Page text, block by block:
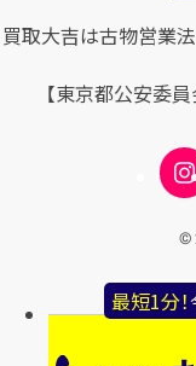
最短1分！
買取大吉は古物営業
【東京都公安委
©